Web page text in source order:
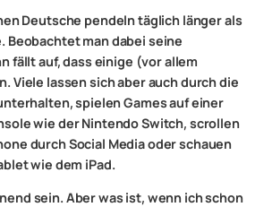
Deutsche pendeln täglich länger als
Beobachtet man dabei seine
fällt auf, dass einige (vor allem
Viele lassen sich aber auch durch die
spielen Games auf einer
wie der Nintendo Switch, scrollen
durch Social Media oder schauen
wie dem iPad.
sein. Aber was ist, wenn ich schon